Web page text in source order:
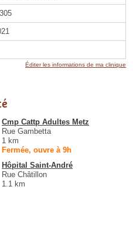
Éditer les informations de ma clinique
Cmp Cattp Adultes Metz
Rue Gambetta
1 km
Fermée, ouvre à 9h
Hôpital Saint-André
Rue Châtillon
1.1 km